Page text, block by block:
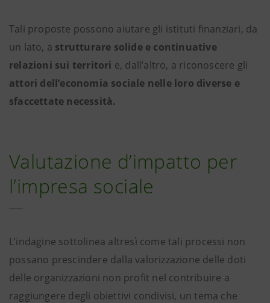
Tali proposte possono aiutare gli istituti finanziari, da
un lato, a strutturare solide e continuative
relazioni sui territori e, dall’altro, a riconoscere gli
attori dell’economia sociale nelle loro diverse e
sfaccettate necessità.
Valutazione d’impatto per
l’impresa sociale
L’indagine sottolinea altresì come tali processi non
possano prescindere dalla valorizzazione delle doti
delle organizzazioni non profit nel contribuire a
raggiungere degli obiettivi condivisi, un tema che